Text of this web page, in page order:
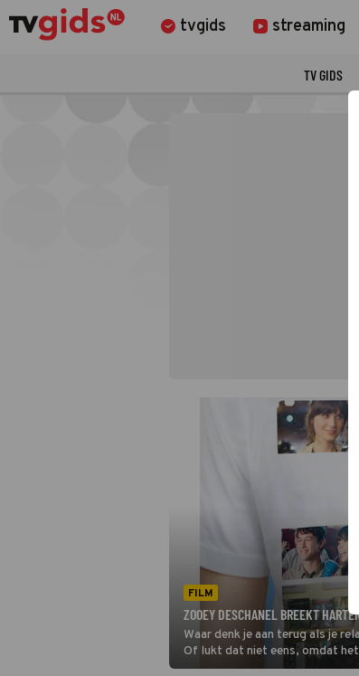
tvgids streaming
TV GIDS
FILM
ZOOEY DESCHANEL BREEKT
Waar denk je aan terug als je
Of lukt dat niet eens, omdat
romcom (500) Days of